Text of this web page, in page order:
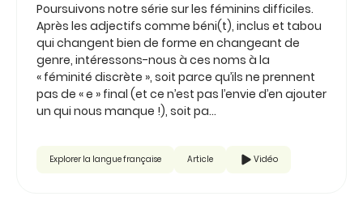
Poursuivons notre série sur les féminins difficiles.
Après les adjectifs comme béni(t), inclus et tabou
qui changent bien de forme en changeant de
genre, intéressons-nous à ces noms à la
« féminité discrète », soit parce qu’ils ne prennent
pas de « e » final (et ce n’est pas l’envie d’en ajouter
un qui nous manque !), soit pa...
Explorer la langue française Article Vidéo